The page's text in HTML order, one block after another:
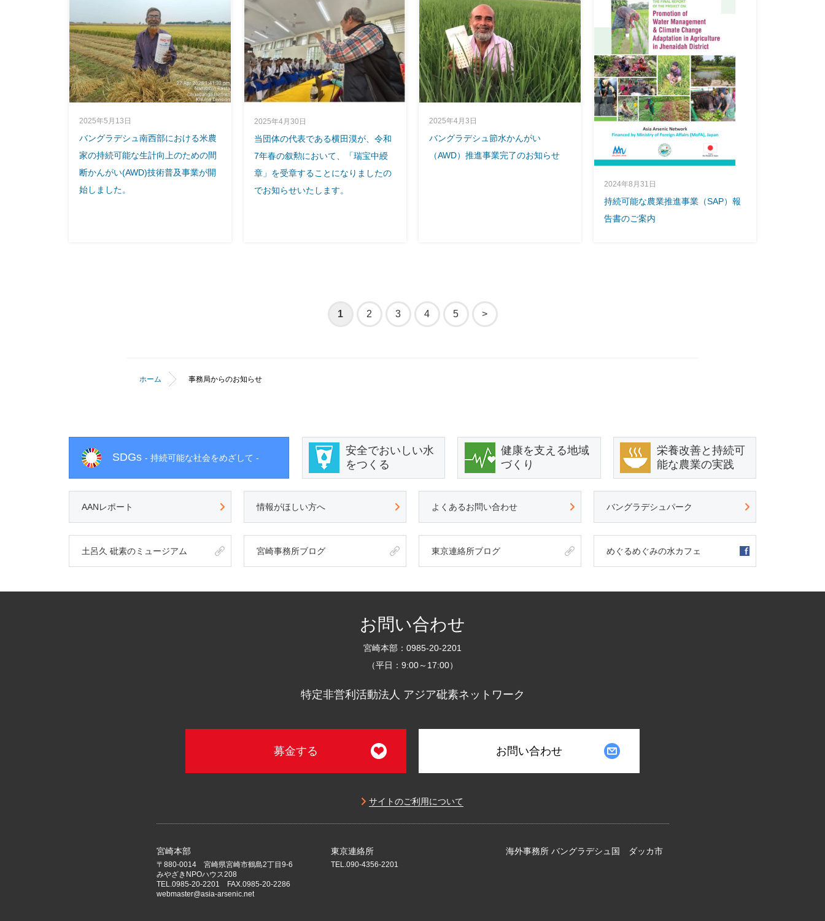
2025年5月13日
バングラデシュ南西部における米農
家の持続可能な生計向上のための間
断かんがい(AWD)技術普及事業が開
始しました。
2025年4月30日
当団体の代表である横田漠が、令和
7年春の叙勲において、「瑞宝中綬
章」を受章することになりましたの
でお知らせいたします。
2025年4月3日
バングラデシュ節水かんがい
（AWD）推進事業完了のお知らせ
2024年8月31日
持続可能な農業推進事業（SAP）報
告書のご案内
1 2 3 4 5 >
ホーム 事務局からのお知らせ
SDGs - 持続可能な社会をめざして -
安全でおいしい水
をつくる
健康を支える地域
づくり
栄養改善と持続可
能な農業の実践
AANレポート 情報がほしい方へ よくあるお問い合わせ バングラデシュパーク
土呂久 砒素のミュージアム 宮崎事務所ブログ 東京連絡所ブログ めぐるめぐみの水カフェ
お問い合わせ
宮崎本部：0985-20-2201
（平日：9:00～17:00）
特定非営利活動法人 アジア砒素ネットワーク
募金する お問い合わせ
サイトのご利用について
宮崎本部
〒880-0014 宮崎県宮崎市鶴島2丁目9-6
みやざきNPOハウス208
TEL.0985-20-2201 FAX.0985-20-2286
webmaster@asia-arsenic.net
東京連絡所
TEL.090-4356-2201
海外事務所 バングラデシュ国 ダッカ市